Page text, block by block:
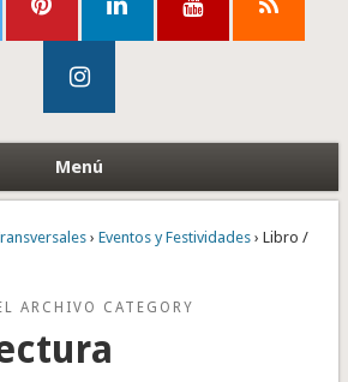
Menú
› Eventos y Festividades› Libro /
ARCHIVO CATEGORY